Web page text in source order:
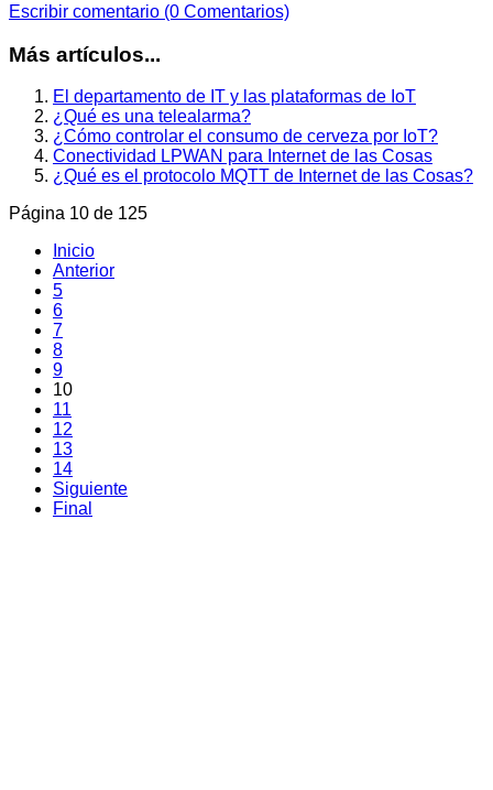
Escribir comentario (0 Comentarios)
Más artículos...
El departamento de IT y las plataformas de IoT
¿Qué es una telealarma?
¿Cómo controlar el consumo de cerveza por IoT?
Conectividad LPWAN para Internet de las Cosas
¿Qué es el protocolo MQTT de Internet de las Cosas?
Página 10 de 125
Inicio
Anterior
5
6
7
8
9
10
11
12
13
14
Siguiente
Final